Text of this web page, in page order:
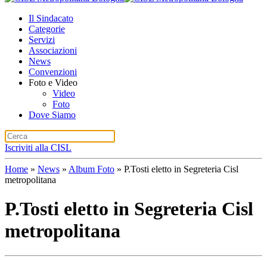
Il Sindacato
Categorie
Servizi
Associazioni
News
Convenzioni
Foto e Video
Video
Foto
Dove Siamo
Iscriviti alla CISL
Home » News » Album Foto » P.Tosti eletto in Segreteria Cisl
metropolitana
P.Tosti eletto in Segreteria Cisl
metropolitana